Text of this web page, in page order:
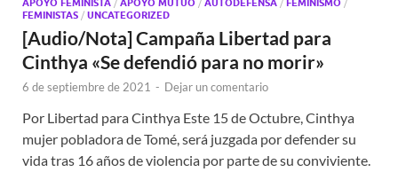
APOYO FEMINISTA / APOYO MUTUO / AUTODEFENSA / FEMINISMO /
FEMINISTAS / UNCATEGORIZED
[Audio/Nota] Campaña Libertad para
Cinthya «Se defendió para no morir»
6 de septiembre de 2021 - Dejar un comentario
Por Libertad para Cinthya Este 15 de Octubre, Cinthya
mujer pobladora de Tomé, será juzgada por defender su
vida tras 16 años de violencia por parte de su conviviente.